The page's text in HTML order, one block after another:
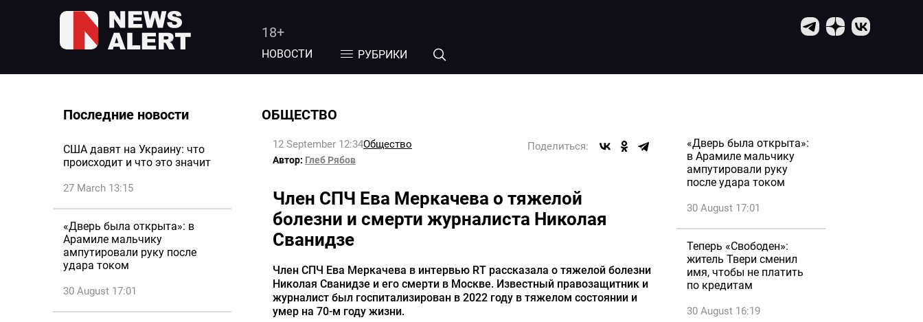
18+
НОВОСТИ РУБРИКИ
Последние новости
США давят на Украину: что
происходит и что это значит
27 March 13:15
«Дверь была открыта»: в
Арамиле мальчику
ампутировали руку после
удара током
30 August 17:01
ОБЩЕСТВО
12 September 12:34Общество Поделиться:
Автор: Глеб Рябов
Член СПЧ Ева Меркачева о тяжелой
болезни и смерти журналиста Николая
Сванидзе
Член СПЧ Ева Меркачева в интервью RT рассказала о тяжелой болезни
Николая Сванидзе и его смерти в Москве. Известный правозащитник и
журналист был госпитализирован в 2022 году в тяжелом состоянии и
умер на 70-м году жизни.
«Дверь была открыта»:
в Арамиле мальчику
ампутировали руку
после удара током
30 August 17:01
Теперь «Свободен»:
житель Твери сменил
имя, чтобы не платить
по кредитам
30 August 16:19